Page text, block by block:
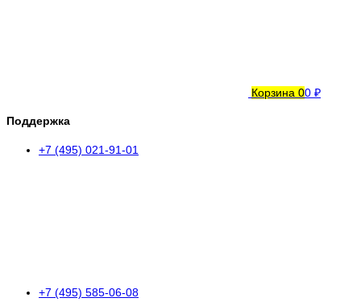
Корзина 00 ₽
Поддержка
+7 (495) 021-91-01
+7 (495) 585-06-08